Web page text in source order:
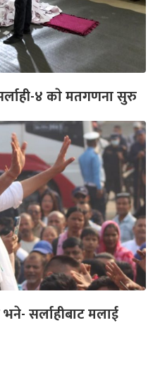
४ काे मतगणना सुरु
सर्लाहीबाट मलाई